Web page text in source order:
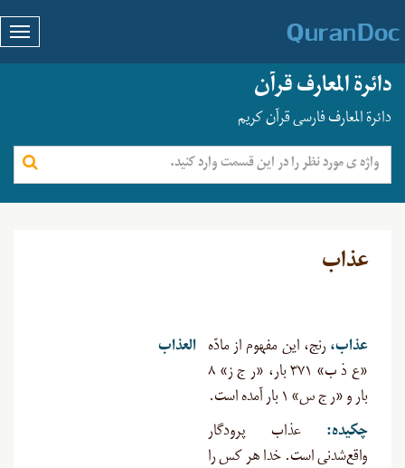
دائرة المعارف قرآن
دائرة المعارف فارسی قرآن کریم
عذاب
عذاب، رنج، این مفهوم از مادّه
«ع ذ ب» ۳۷۱ بار، «ر ج ز» ۸
بار و «ر ج س» ۱ بار آمده است.
چکیده: عذاب پرودگار
واقع‌شدنی است. خدا هر کس را
العذاب